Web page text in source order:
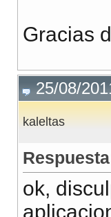
Gracias
25/08/
kaleltas
ok,